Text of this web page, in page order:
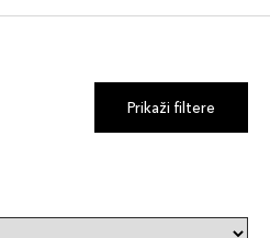
Prikaži filtere